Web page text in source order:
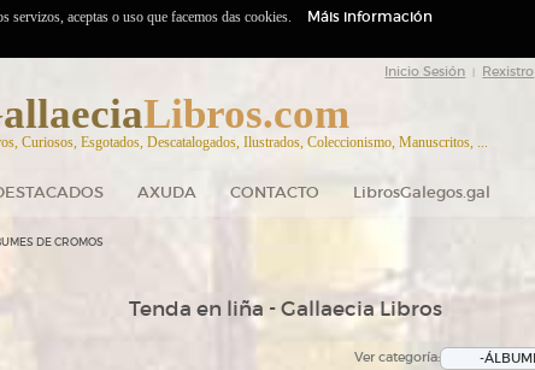
Inicio Sesión Rexistro
Libros.com
Curiosos, Esgotados, Descatalogados, Ilustrados, Coleccionismo, Manuscritos, ...
AXUDA CONTACTO LibrosGalegos.gal
DE CROMOS
Tenda en liña - Gallaecia Libros
Ver categoría:
aceptas o uso que facemos das cookies. Máis información